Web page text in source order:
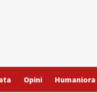
Opini Humaniora